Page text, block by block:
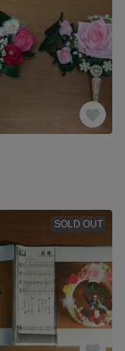
SOLD OUT